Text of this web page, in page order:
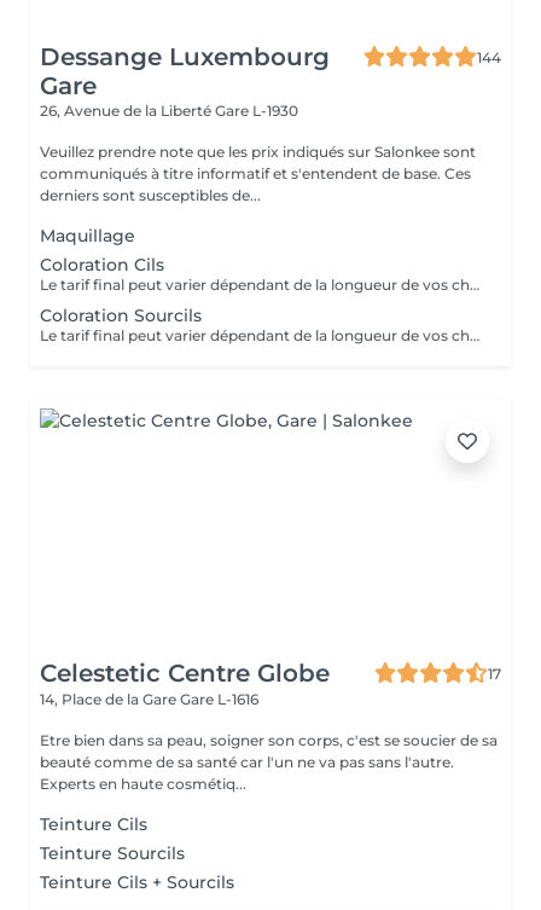
Dessange Luxembourg
Gare
144
26, Avenue de la Liberté Gare L-1930
Veuillez prendre note que les prix indiqués sur Salonkee sont
communiqués à titre informatif et s'entendent de base. Ces
derniers sont susceptibles de...
Maquillage
Coloration Cils
Le tarif final peut varier dépendant de la longueur de vos cheveux ainsi que des soins et produits utilisés.
Coloration Sourcils
Le tarif final peut varier dépendant de la longueur de vos cheveux ainsi que des soins et produits utilisés.
Celestetic Centre Globe
17
14, Place de la Gare Gare L-1616
Etre bien dans sa peau, soigner son corps, c'est se soucier de sa
beauté comme de sa santé car l'un ne va pas sans l'autre.
Experts en haute cosmétiq...
Teinture Cils
Teinture Sourcils
Teinture Cils + Sourcils